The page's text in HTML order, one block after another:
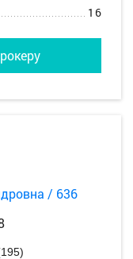
16
/ 636